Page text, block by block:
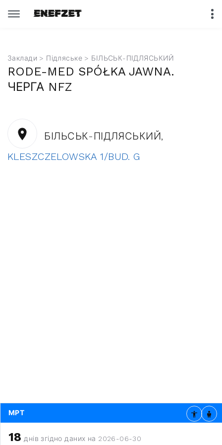
Заклади > Підляське > БІЛЬСЬК-ПІДЛЯСЬКИЙ
RODE-MED SPÓŁKA JAWNA.
ЧЕРГА NFZ
БІЛЬСЬК-ПІДЛЯСЬКИЙ,
KLESZCZELOWSKA 1/BUD. G
МРТ
18 днів згідно даних на 2026-06-30